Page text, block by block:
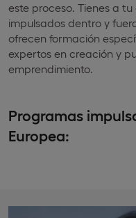
este proceso. Tienes a
impulsados dentro y
ofrecen formación
expertos en creación y
emprendimiento.
Programas
Europea: